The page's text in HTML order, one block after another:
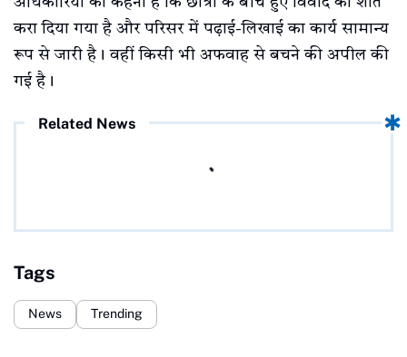
करा दिया गया है और परिसर में पढ़ाई-लिखाई का कार्य सामान्य
रूप से जारी है। वहीं किसी भी अफवाह से बचने की अपील की
गई है।
Related News
Tags
News Trending